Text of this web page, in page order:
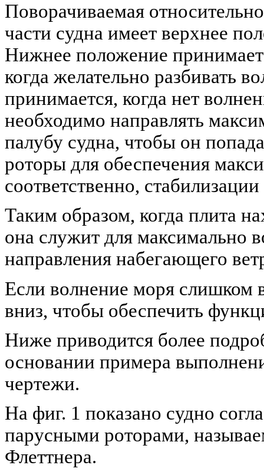
Поворачиваемая
части судна имеет верхнее
Нижнее положение
когда желательно разбивать
принимается, когда нет
необходимо направлять
палубу судна, чтобы он
роторы для обеспечения
соответственно,
Таким образом, когда плита
она служит для максимально
направления набегающего
Если волнение моря слишком
вниз, чтобы обеспечить
Ниже приводится более
основании примера
чертежи.
На фиг. 1 показано судно
парусными роторами,
Флеттнера.